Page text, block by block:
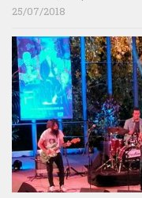
25/07/2018